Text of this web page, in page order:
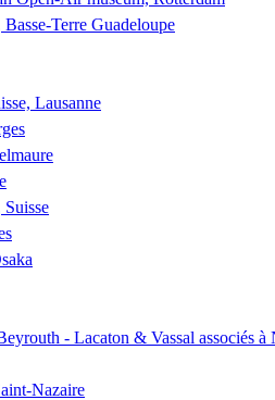
Terre Guadeloupe
Lausanne
- Lacaton & Vassal associés
Nazaire